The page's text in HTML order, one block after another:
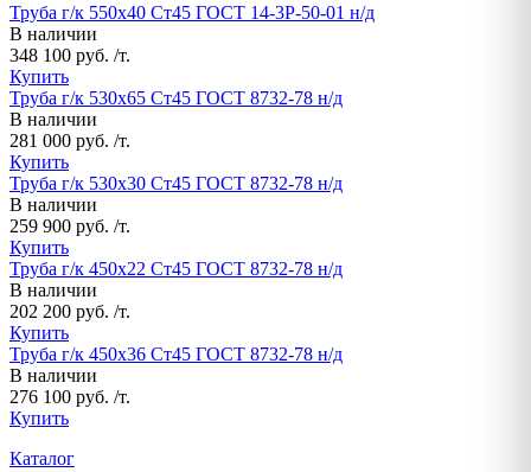
Труба г/к 550х40 Ст45 ГОСТ 14-3Р-50-01 н/д
В наличии
348 100 руб. /т.
Купить
Труба г/к 530х65 Ст45 ГОСТ 8732-78 н/д
В наличии
281 000 руб. /т.
Купить
Труба г/к 530х30 Ст45 ГОСТ 8732-78 н/д
В наличии
259 900 руб. /т.
Купить
Труба г/к 450х22 Ст45 ГОСТ 8732-78 н/д
В наличии
202 200 руб. /т.
Купить
Труба г/к 450х36 Ст45 ГОСТ 8732-78 н/д
В наличии
276 100 руб. /т.
Купить
Каталог